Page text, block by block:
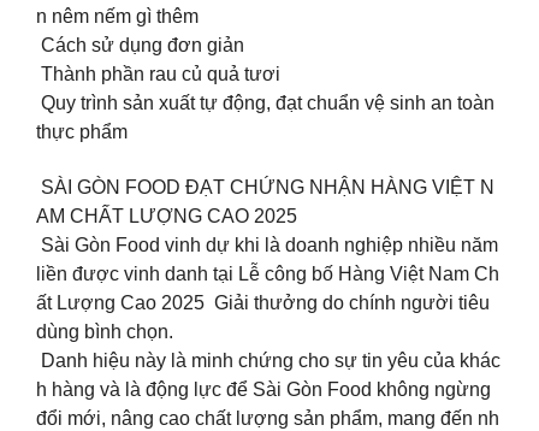
n nêm nếm gì thêm
Cách sử dụng đơn giản
Thành phần rau củ quả tươi
Quy trình sản xuất tự động, đạt chuẩn vệ sinh an toàn
thực phẩm
️ SÀI GÒN FOOD ĐẠT CHỨNG NHẬN HÀNG VIỆT N
AM CHẤT LƯỢNG CAO 2025
Sài Gòn Food vinh dự khi là doanh nghiệp nhiều năm
liền được vinh danh tại Lễ công bố Hàng Việt Nam Ch
ất Lượng Cao 2025 Giải thưởng do chính người tiêu
dùng bình chọn.
Danh hiệu này là minh chứng cho sự tin yêu của khác
h hàng và là động lực để Sài Gòn Food không ngừng
đổi mới, nâng cao chất lượng sản phẩm, mang đến nh